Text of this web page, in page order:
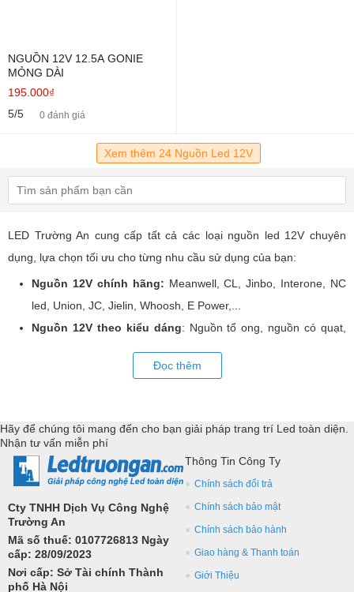
NGUỒN 12V 12.5A GONIE
MỎNG DÀI
195.000₫
5/5
0 đánh giá
Xem thêm 24 Nguồn Led 12V
LED Trường An cung cấp tất cả các loại nguồn led 12V chuyên
dụng, lựa chọn tối ưu cho từng nhu cầu sử dụng của bạn:
Nguồn 12V chính hãng: Meanwell, CL, Jinbo, Interone, NC
led, Union, JC, Jielin, Whoosh, E Power,...
Nguồn 12V theo kiểu dáng: Nguồn tổ ong, nguồn có quạt,
nguồn chống mưa, nguồn chống nước, nguồn đũa, nguồn siêu
mỏng, nguồn dài, nguồn adaptor, ...
trí ngoài trời, đèn tranh điện,... Đồng hành, hỗ trợ kỹ thuật triển
khai các giải pháp công nghệ led toàn diện.
Đọc thêm
Hãy để chúng tôi mang đến cho bạn giải pháp trang trí Led toàn diện.
Nhận tư vấn miễn phí
Cty TNHH Dịch Vụ Công Nghệ
Trường An
Mã số thuế: 0107726813 Ngày
cấp: 28/09/2023
Nơi cấp: Sở Tài chính Thành
phố Hà Nội
Thông Tin Công Ty
Chính sách đổi trả
Chính sách bảo mật
Chính sách bảo hành
Giao hàng & Thanh toán
Giới Thiệu